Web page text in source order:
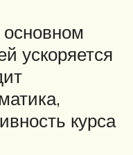
ускоряется
курса